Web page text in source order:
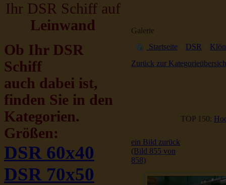
Ihr DSR Schiff auf
Leinwand
Ob Ihr DSR
Schiff
auch dabei ist,
finden Sie in den
Kategorien.
Größen:
DSR 60x40
DSR 70x50
Galerie
Startseite » DSR »
Zurück zur
TOP 150:
ein Bild zurück
(Bild 855 von
858)